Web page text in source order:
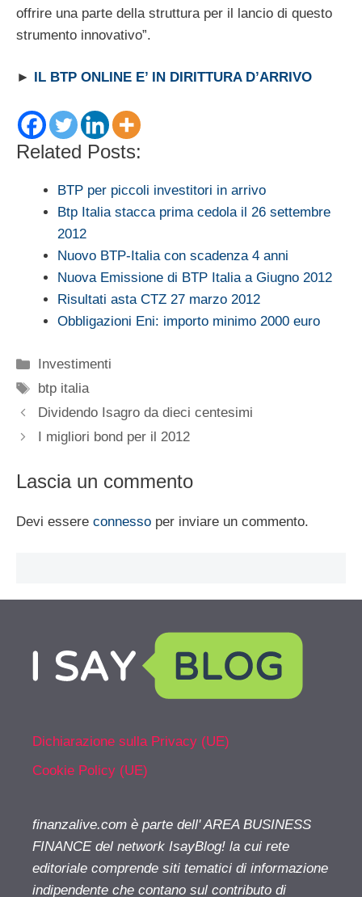
offrire una parte della struttura per il lancio di questo
strumento innovativo”.
► IL BTP ONLINE E’ IN DIRITTURA D’ARRIVO
Related Posts:
BTP per piccoli investitori in arrivo
Btp Italia stacca prima cedola il 26 settembre
2012
Nuovo BTP-Italia con scadenza 4 anni
Nuova Emissione di BTP Italia a Giugno 2012
Risultati asta CTZ 27 marzo 2012
Obbligazioni Eni: importo minimo 2000 euro
Categorie
Investimenti
Tag
btp italia
Dividendo Isagro da dieci centesimi
I migliori bond per il 2012
Lascia un commento
Devi essere connesso per inviare un commento.
Dichiarazione sulla Privacy (UE)
Cookie Policy (UE)
finanzalive.com è parte dell' AREA BUSINESS
FINANCE del network IsayBlog! la cui rete
editoriale comprende siti tematici di informazione
indipendente che contano sul contributo di